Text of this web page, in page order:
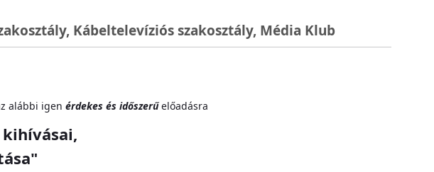
Kábeltelevíziós szakosztály, Média Klub
alábbi igen érdekes és időszerűelőadásra